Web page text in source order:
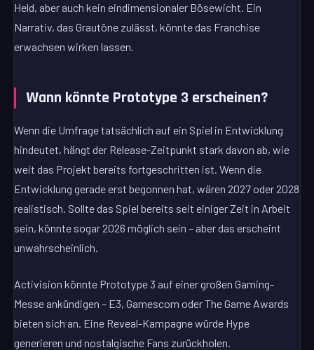
Held, aber auch kein eindimensionaler Bösewicht. Ein
Narrativ, das Grautöne zulässt, könnte das Franchise
erwachsen wirken lassen.
Wann könnte Prototype 3 erscheinen?
Wenn die Umfrage tatsächlich auf ein Spiel in Entwicklung
hindeutet, hängt der Release-Zeitpunkt stark davon ab, wie
weit das Projekt bereits fortgeschritten ist. Wenn die
Entwicklung gerade erst begonnen hat, wären 2027 oder 2028
realistisch. Sollte das Spiel bereits seit einiger Zeit in Arbeit
sein, könnte sogar 2026 möglich sein – aber das erscheint
unwahrscheinlich.
Activision könnte Prototype 3 auf einer großen Gaming-
Messe ankündigen – E3, Gamescom oder The Game Awards
bieten sich an. Eine Reveal-Kampagne würde Hype
generieren und nostalgische Fans zurückholen.